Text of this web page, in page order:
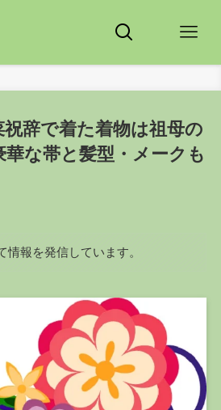
祝辞で着た着物は祖母の
華な帯と髪型・メークも
情報を発信しています。